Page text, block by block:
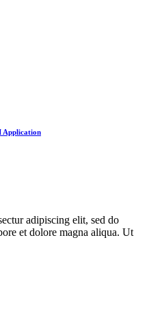
Application
adipiscing elit, sed do
et dolore magna aliqua. Ut